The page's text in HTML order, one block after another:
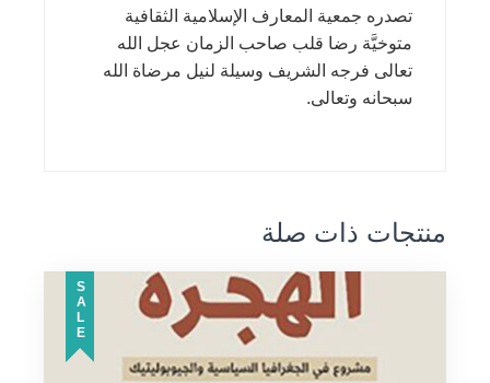
تصدره جمعية المعارف الإسلامية الثقافية
متوخيَّة رضا قلب صاحب الزمان عجل الله
تعالى فرجه الشريف وسيلة لنيل مرضاة الله
سبحانه وتعالى.
منتجات ذات صلة
SALE